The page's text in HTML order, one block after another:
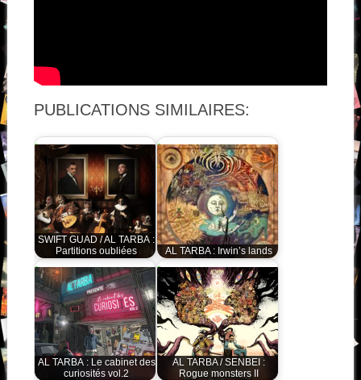
PUBLICATIONS SIMILAIRES:
SWIFT GUAD / AL TARBA :
Partitions oubliées
AL TARBA : Irwin’s lands
AL TARBA : Le cabinet des
curiosités vol.2
AL TARBA / SENBEI :
Rogue monsters II